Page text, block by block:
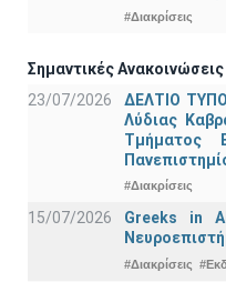
#Διακρίσεις
Σημαντικές
23/07/2026
ΔΕΛΤΙΟ
Λύδιας
Τμήματος
#Διακρίσεις
15/07/2026
Greeks in
#Διακρίσεις